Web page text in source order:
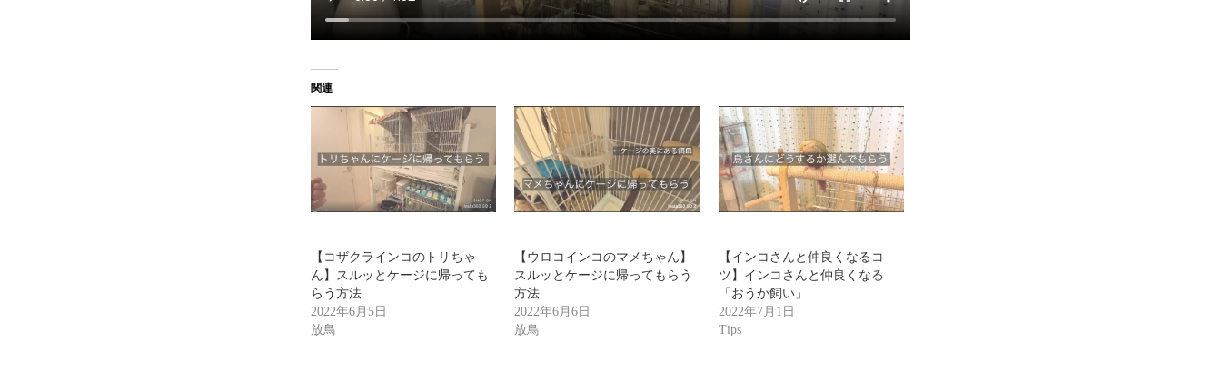
関連
【コザクラインコのトリちゃ
ん】スルッとケージに帰っても
らう方法
2022年6月5日
放鳥
【ウロコインコのマメちゃん】
スルッとケージに帰ってもらう
方法
2022年6月6日
放鳥
【インコさんと仲良くなるコ
ツ】インコさんと仲良くなる
「おうか飼い」
2022年7月1日
Tips